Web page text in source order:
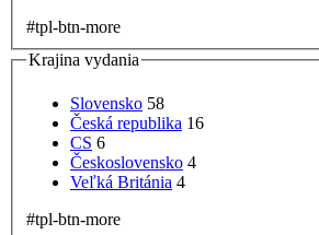
#tpl-btn-more
Krajina vydania
Slovensko 58
Česká republika 16
CS 6
Československo 4
Veľká Británia 4
#tpl-btn-more